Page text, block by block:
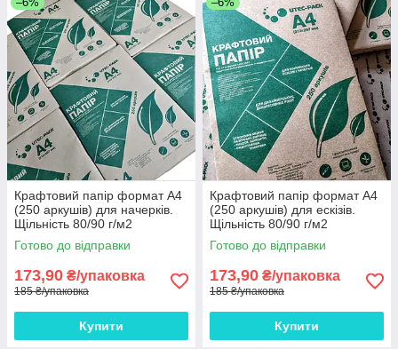
Крафтовий папір формат А4
(250 аркушів) для начерків.
Щільність 80/90 г/м2
Готово до відправки
173,90 ₴/упаковка
185 ₴/упаковка
Купити
Крафтовий папір формат А4
(250 аркушів) для ескізів.
Щільність 80/90 г/м2
Готово до відправки
173,90 ₴/упаковка
185 ₴/упаковка
Купити